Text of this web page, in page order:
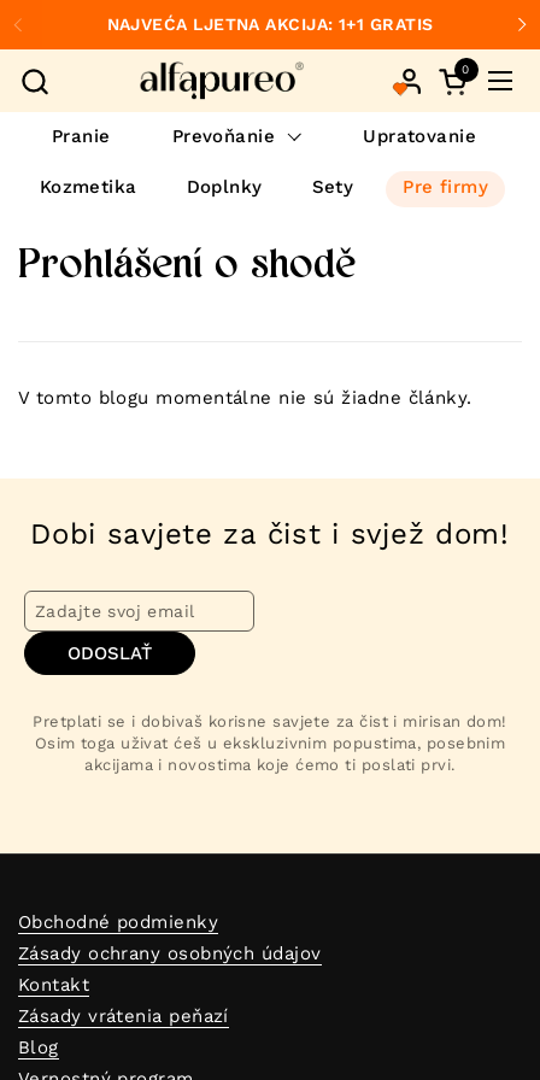
Preskočiť na obsah
Predchádzajúce
NAJVEĆA LJETNA AKCIJA: 1+1 GRATIS
Otvorte
0
Pranie Prevoňanie Upratovanie
Kozmetika Doplnky Sety Pre firmy
Prohlášení o shodě
V tomto blogu momentálne nie sú žiadne články.
Dobi savjete za čist i svjež dom!
ODOSLAŤ
Pretplati se i dobivaš korisne savjete za čist i mirisan dom!
Osim toga uživat ćeš u ekskluzivnim popustima, posebnim
akcijama i novostima koje ćemo ti poslati prvi.
Obchodné podmienky
Zásady ochrany osobných údajov
Kontakt
Zásady vrátenia peňazí
Blog